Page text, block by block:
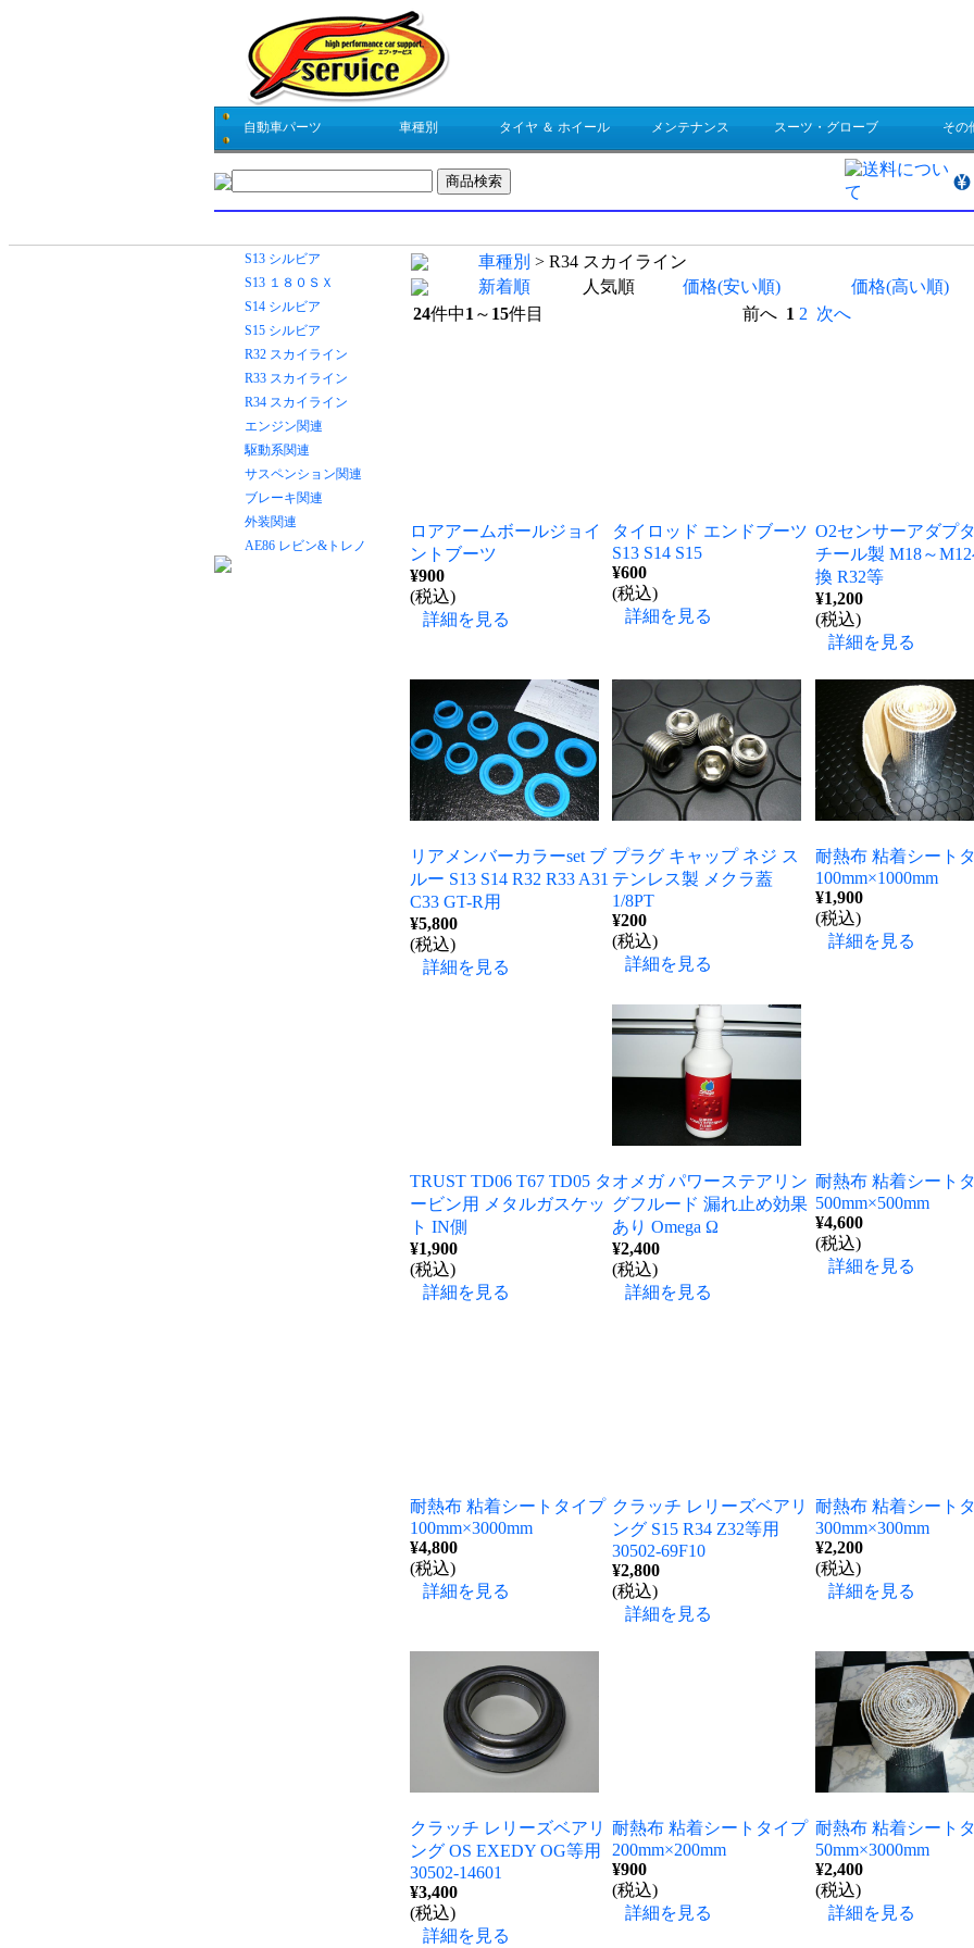
自動車パーツ 車種別 タイヤ ＆ ホイール メンテナンス スーツ・グローブ その
S13 シルビア
S13 １８０ＳＸ
S14 シルビア
S15 シルビア
R32 スカイライン
R33 スカイライン
R34 スカイライン
エンジン関連
駆動系関連
サスペンション関連
ブレーキ関連
外装関連
AE86 レビン&トレノ
車種別 > R34 スカイライン
新着順
人気順 価格(安い順)
価格(高い順)
24件中1 ～ 15件目 前へ 1 2 次へ
ロアアームボールジョイ
ントブーツ
¥900
(税込)
詳細を見る
タイロッド エンドブーツ
S13 S14 S15
¥600
(税込)
詳細を見る
O2センサーアダプ
チール製 M18～
換 R32等
¥1,200
(税込)
詳細を見る
リアメンバーカラーset ブ
ルー S13 S14 R32 R33 A31
C33 GT-R用
¥5,800
(税込)
詳細を見る
プラグ キャップ ネジ ス
テンレス製 メクラ蓋
1/8PT
¥200
(税込)
詳細を見る
耐熱布 粘着シート
100mm×1000mm
¥1,900
(税込)
詳細を見る
TRUST TD06 T67 TD05 タ
ービン用 メタルガスケッ
ト IN側
¥1,900
(税込)
詳細を見る
オメガ パワーステアリン
グフルード 漏れ止め効果
あり Omega Ω
¥2,400
(税込)
詳細を見る
耐熱布 粘着シート
500mm×500mm
¥4,600
(税込)
詳細を見る
耐熱布 粘着シートタイプ
100mm×3000mm
¥4,800
(税込)
詳細を見る
クラッチ レリーズベアリ
ング S15 R34 Z32等用
30502-69F10
¥2,800
(税込)
詳細を見る
耐熱布 粘着シート
300mm×300mm
¥2,200
(税込)
詳細を見る
クラッチ レリーズベアリ
ング OS EXEDY OG等用
30502-14601
¥3,400
(税込)
詳細を見る
耐熱布 粘着シートタイプ
200mm×200mm
¥900
(税込)
詳細を見る
耐熱布 粘着シート
50mm×3000mm
¥2,400
(税込)
詳細を見る